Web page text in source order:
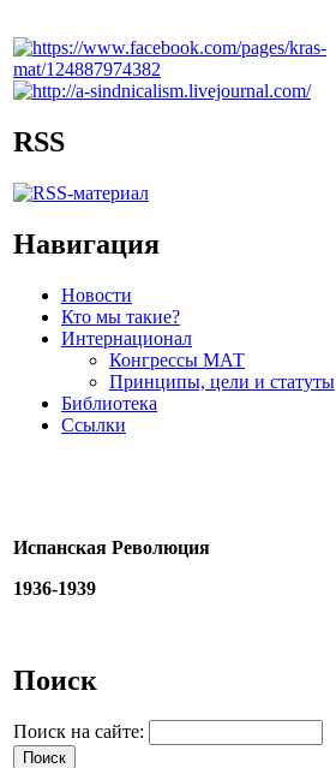
RSS
Навигация
Новости
Кто мы такие?
Интернационал
Конгрессы МАТ
Принципы, цели и статуты
Библиотека
Ссылки
Испанская Революция
1936-1939
Поиск
Поиск на сайте: